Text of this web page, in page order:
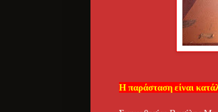
Η παράσταση είναι